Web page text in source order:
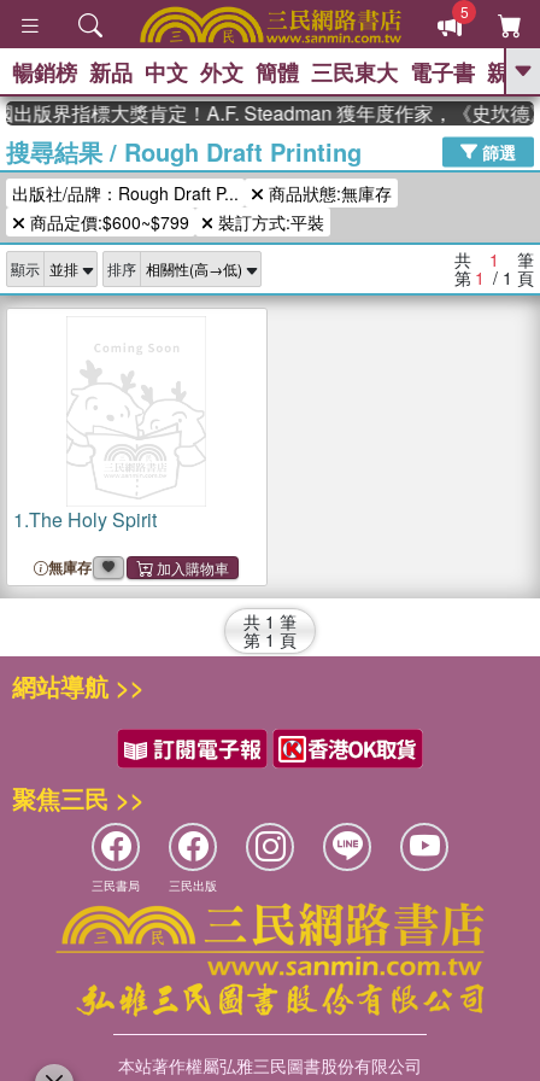
5
GO
熱搜： 東野圭吾 高希均教授回憶錄
、 The Odyssey 、 父親節 、 如果歷
史是一群喵 、 暑期推薦
獎 臺灣漫遊錄
登輝時代 、 數學女孩：黎曼猜想 、
偉大的迷走神經
暢銷榜 新品 中文 外文 簡體 三民東大 電子書 親子
出版界指標大獎肯定！A.F. Steadman 獲年度作家，《史坎德
搜尋結果/ Rough Draft Printing
篩選
出版社/品牌：Rough Draft P...
商品狀態:無庫存
商品定價:$600~$799
裝訂方式:平裝
顯示 排序 共 1 筆
第 1 / 1 頁
1.The Holy Spirit
無庫存
共 1 筆
第 1 頁
網站導航 >>
聚焦三民 >>
三民書局 三民出版
本站著作權屬弘雅三民圖書股份有限公司